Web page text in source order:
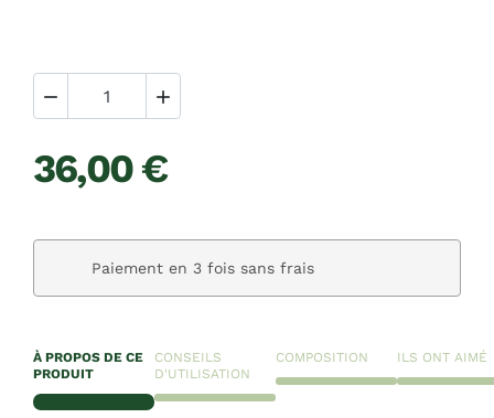
 
36,00 €
Paiement en 3 fois sans frais
À PROPOS DE CE
PRODUIT
CONSEILS
D'UTILISATION
COMPOSITION ILS ONT AIMÉ